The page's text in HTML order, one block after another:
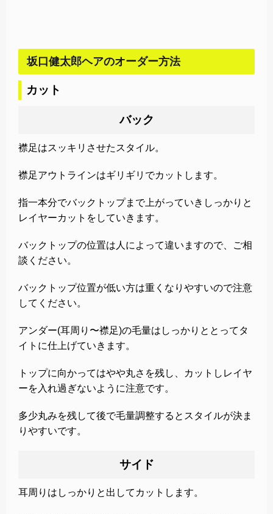
坂口健太郎ヘアのオーダー方法
カット
バック
襟足はスッキリさせたスタイル。
襟足アウトラインはギリギリでカットします。
指一本分でバックトップまで上がっていきしっかりと
レイヤーカットをしていきます。
バックトップの位置は人によって違いますので、ご相
談ください。
バックトップ位置が低い方は重くなりやすいので注意
してください。
アンダー(耳周り〜襟足)の毛量はしっかりととってタ
イトに仕上げていきます。
トップに向かってはやや丸さを残し、カットしレイヤ
ーを入れ過ぎないように注意です。
多少丸みを残して後で毛量調整するとスタイルが決ま
りやすいです。
サイド
耳周りはしっかりと出してカットします。